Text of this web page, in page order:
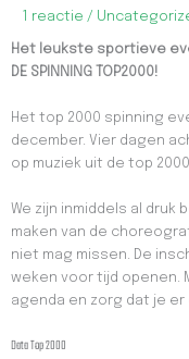
1 reactie /
Het leukste sportieve
DE SPINNING TOP2000!
Het top 2000 spinning
december. Vier dagen
op muziek uit de top
We zijn inmiddels al druk
maken van de
niet mag missen. De
weken voor tijd openen.
agenda en zorg dat je er
Data Top 2000